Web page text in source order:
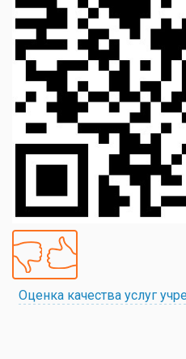
Оценка качества услуг